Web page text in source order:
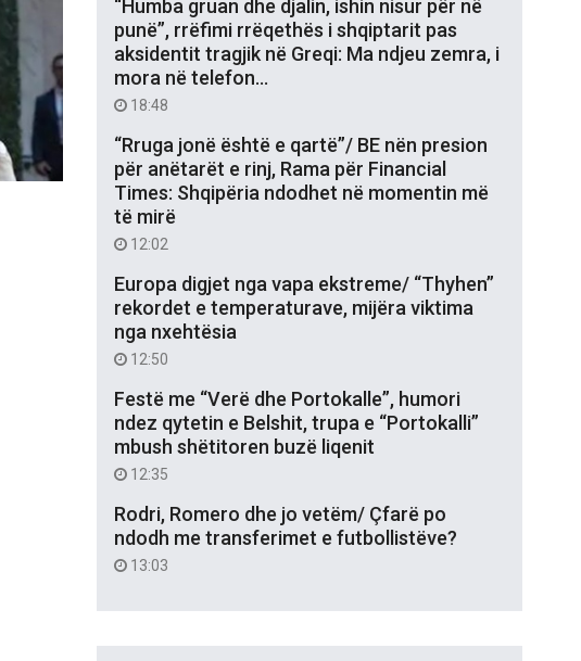
“Humba gruan dhe djalin, ishin nisur për në
punë”, rrëfimi rrëqethës i shqiptarit pas
aksidentit tragjik në Greqi: Ma ndjeu zemra, i
mora në telefon…
18:48
“Rruga jonë është e qartë”/ BE nën presion
për anëtarët e rinj, Rama për Financial
Times: Shqipëria ndodhet në momentin më
të mirë
12:02
Europa digjet nga vapa ekstreme/ “Thyhen”
rekordet e temperaturave, mijëra viktima
nga nxehtësia
12:50
Festë me “Verë dhe Portokalle”, humori
ndez qytetin e Belshit, trupa e “Portokalli”
mbush shëtitoren buzë liqenit
12:35
Rodri, Romero dhe jo vetëm/ Çfarë po
ndodh me transferimet e futbollistëve?
13:03